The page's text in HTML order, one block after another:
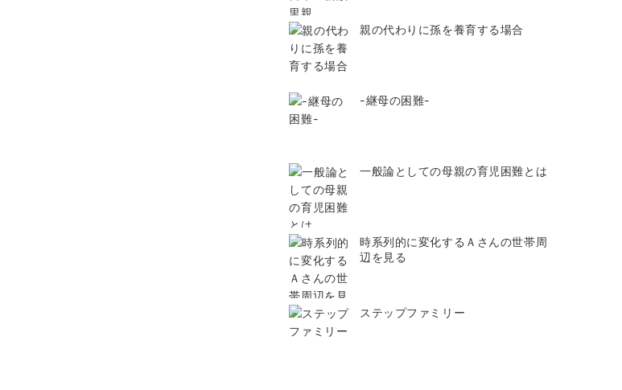
親の代わりに孫を養育する場合
-継母の困難-
一般論としての母親の育児困難とは
時系列的に変化するＡさんの世帯周
辺を見る
ステップファミリー